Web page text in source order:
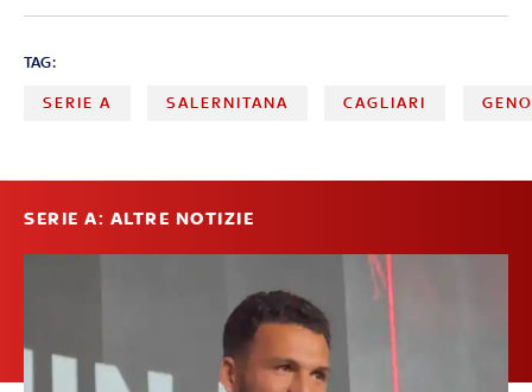
TAG:
SERIE A SALERNITANA CAGLIARI
SERIE A: ALTRE NOTIZIE